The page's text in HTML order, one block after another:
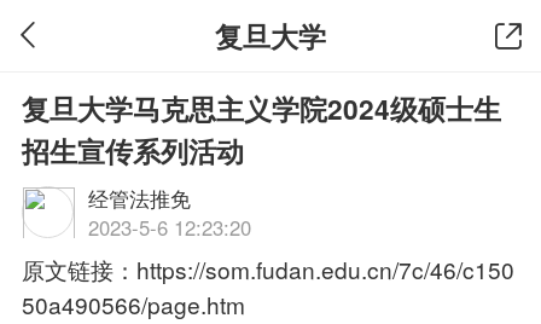
复旦大学
复旦大学马克思主义学院2024级硕士生
招生宣传系列活动
经管法推免
2023-5-6 12:23:20
原文链接： https://som.fudan.edu.cn/7c/46/c150
50a490566/page.htm